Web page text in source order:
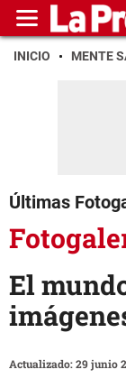
INICIO MENTE
Últimas
El
Actualizado: 29 junio